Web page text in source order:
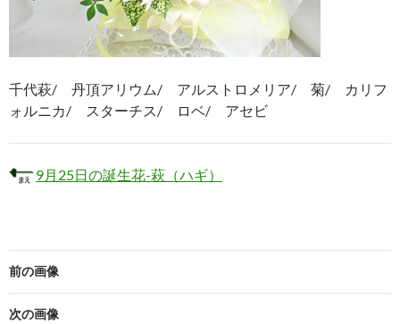
千代萩/ 丹頂アリウム/ アルストロメリア/ 菊/ カリフ
ォルニカ/ スターチス/ ロベ/ アセビ
9月25日の誕生花-萩（ハギ）
前の画像
次の画像